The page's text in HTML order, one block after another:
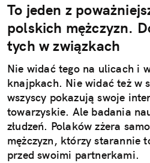
To jeden z
polskich mężczyzn.
tych w związkach
Nie widać tego na ulicach i
knajpkach. Nie widać też w
wszyscy pokazują swoje
towarzyskie. Ale badania
złudzeń. Polaków zżera
mężczyzn, którzy starannie
przed swoimi partnerkami.